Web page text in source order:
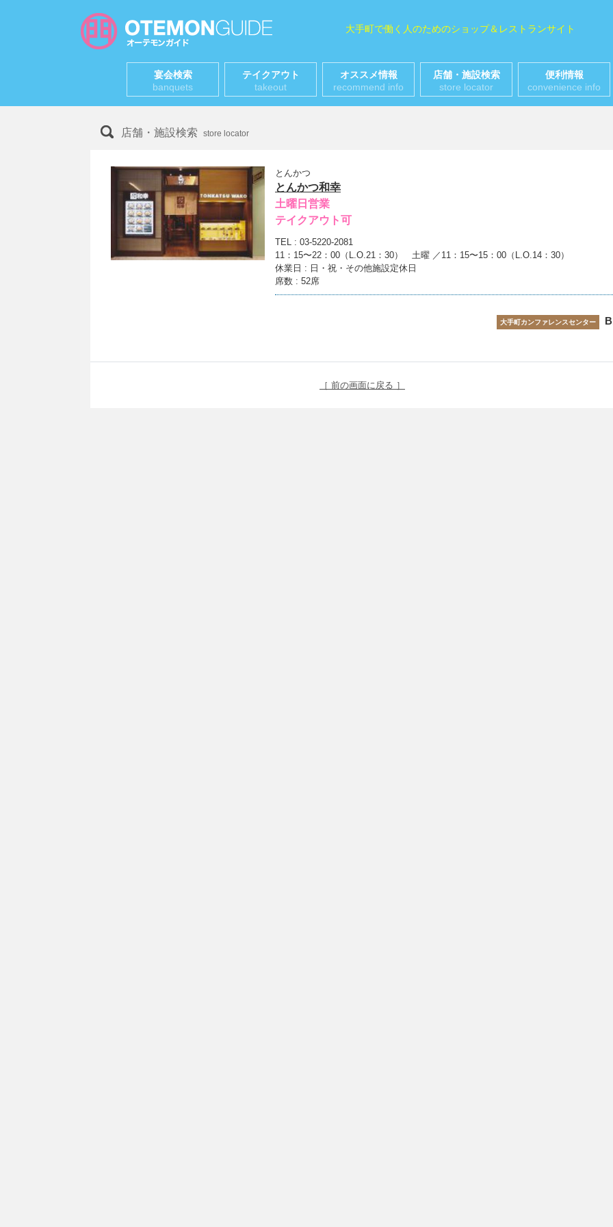
大手町で働く人のためのショップ＆レストランサイト
宴会検索
banquets
テイクアウト
takeout
オススメ情報
recommend info
店舗・施設検索
store locator
便利情報
convenience info
店舗・施設検索 store locator
とんかつ
とんかつ和幸
土曜日営業
テイクアウト可
TEL : 03-5220-2081
11：15〜22：00（L.O.21：30） 土曜 ／11：15〜15：00（L.O.14：30）
休業日 : 日・祝・その他施設定休日
席数 : 52席
大手町カンファレンスセンター
［ 前の画面に戻る ］